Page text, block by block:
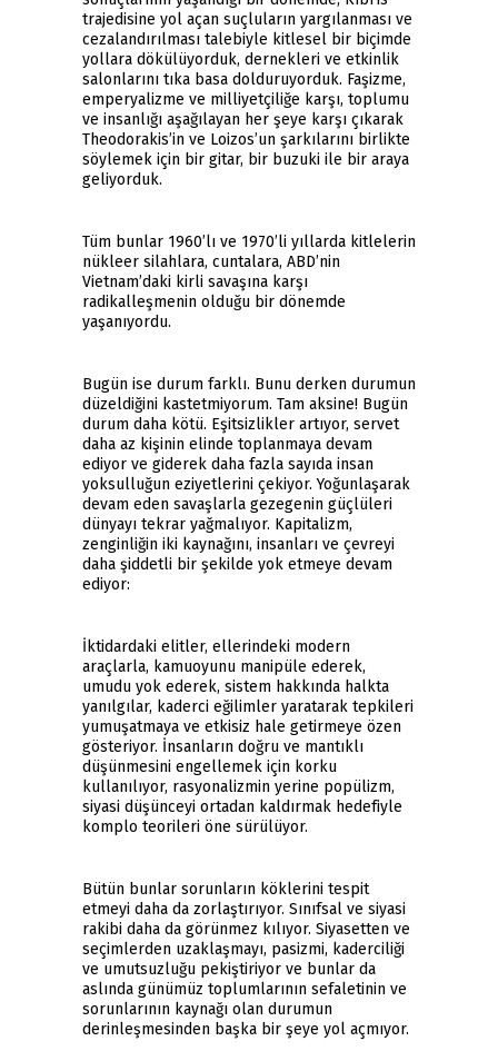
trajedisine yol açan suçluların yargılanması ve
cezalandırılması talebiyle kitlesel bir biçimde
yollara dökülüyorduk, dernekleri ve etkinlik
salonlarını tıka basa dolduruyorduk. Faşizme,
emperyalizme ve milliyetçiliğe karşı, toplumu
ve insanlığı aşağılayan her şeye karşı çıkarak
Theodorakis’in ve Loizos’un şarkılarını birlikte
söylemek için bir gitar, bir buzuki ile bir araya
geliyorduk.
Tüm bunlar 1960’lı ve 1970’li yıllarda kitlelerin
nükleer silahlara, cuntalara, ABD’nin
Vietnam’daki kirli savaşına karşı
radikalleşmenin olduğu bir dönemde
yaşanıyordu.
Bugün ise durum farklı. Bunu derken durumun
düzeldiğini kastetmiyorum. Tam aksine! Bugün
durum daha kötü. Eşitsizlikler artıyor, servet
daha az kişinin elinde toplanmaya devam
ediyor ve giderek daha fazla sayıda insan
yoksulluğun eziyetlerini çekiyor. Yoğunlaşarak
devam eden savaşlarla gezegenin güçlüleri
dünyayı tekrar yağmalıyor. Kapitalizm,
zenginliğin iki kaynağını, insanları ve çevreyi
daha şiddetli bir şekilde yok etmeye devam
ediyor:
İktidardaki elitler, ellerindeki modern
araçlarla, kamuoyunu manipüle ederek,
umudu yok ederek, sistem hakkında halkta
yanılgılar, kaderci eğilimler yaratarak tepkileri
yumuşatmaya ve etkisiz hale getirmeye özen
gösteriyor. İnsanların doğru ve mantıklı
düşünmesini engellemek için korku
kullanılıyor, rasyonalizmin yerine popülizm,
siyasi düşünceyi ortadan kaldırmak hedefiyle
komplo teorileri öne sürülüyor.
Bütün bunlar sorunların köklerini tespit
etmeyi daha da zorlaştırıyor. Sınıfsal ve siyasi
rakibi daha da görünmez kılıyor. Siyasetten ve
seçimlerden uzaklaşmayı, pasizmi, kaderciliği
ve umutsuzluğu pekiştiriyor ve bunlar da
aslında günümüz toplumlarının sefaletinin ve
sorunlarının kaynağı olan durumun
derinleşmesinden başka bir şeye yol açmıyor.